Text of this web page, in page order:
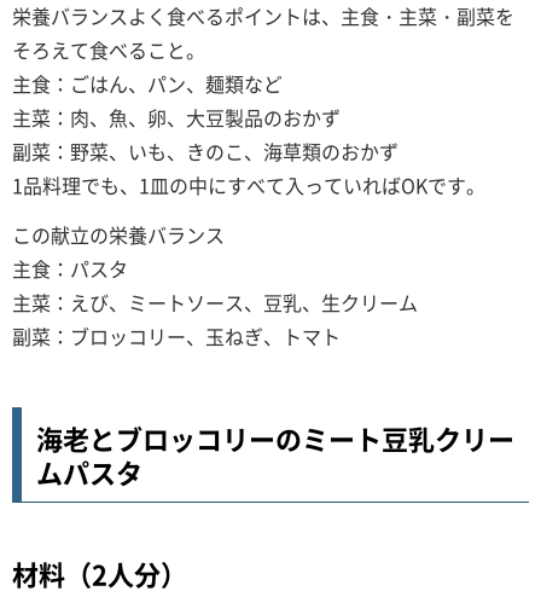
栄養バランスよく食べるポイントは、主食・主菜・副菜を
そろえて食べること。
主食：ごはん、パン、麺類など
主菜：肉、魚、卵、大豆製品のおかず
副菜：野菜、いも、きのこ、海草類のおかず
1品料理でも、1皿の中にすべて入っていればOKです。
この献立の栄養バランス
主食：パスタ
主菜：えび、ミートソース、豆乳、生クリーム
副菜：ブロッコリー、玉ねぎ、トマト
海老とブロッコリーのミート豆乳クリー
ムパスタ
材料（2人分）